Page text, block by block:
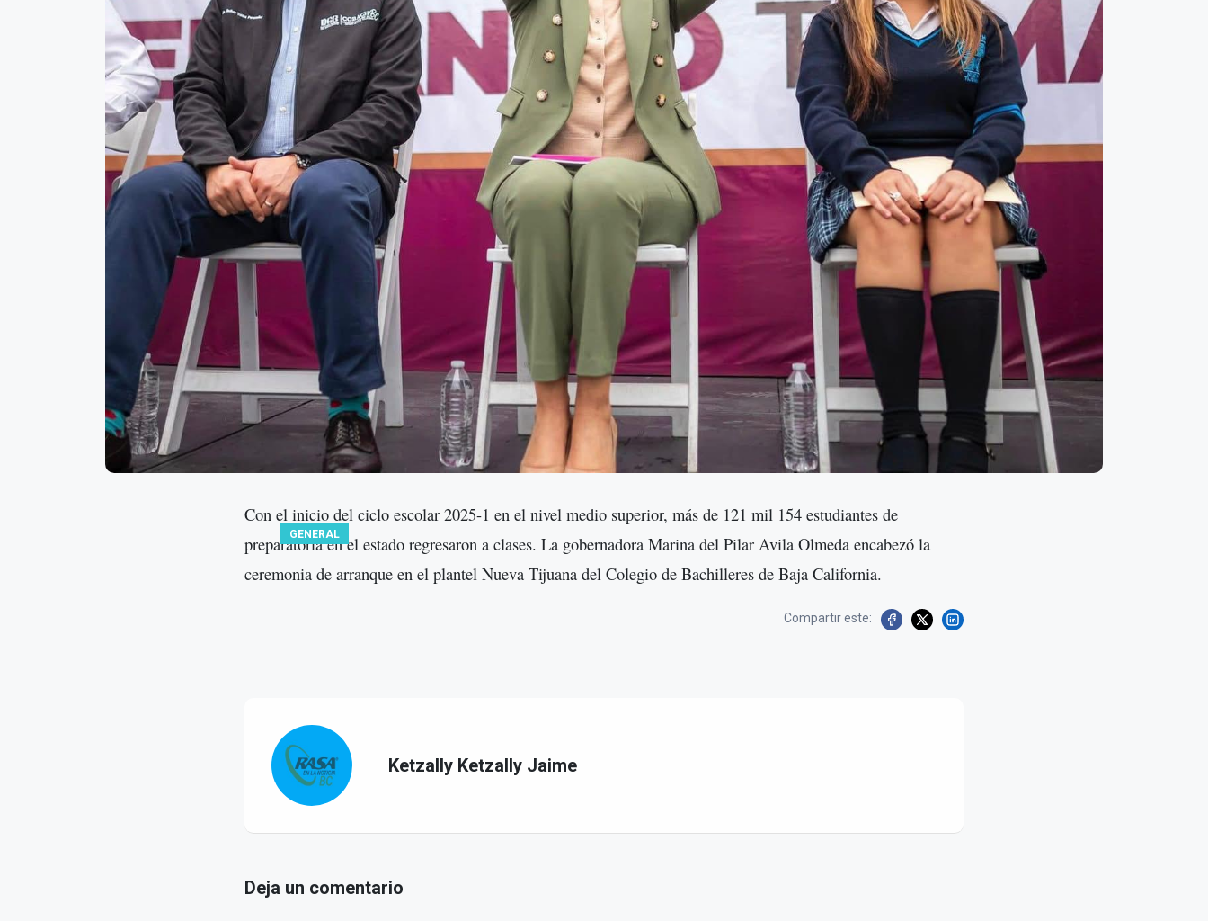
GENERAL
Con el inicio del ciclo escolar 2025-1 en el nivel medio superior, más de 121 mil 154 estudiantes de
preparatoria en el estado regresaron a clases. La gobernadora Marina del Pilar Avila Olmeda encabezó la
ceremonia de arranque en el plantel Nueva Tijuana del Colegio de Bachilleres de Baja California.
Compartir este:
Ketzally Ketzally Jaime
Deja un comentario